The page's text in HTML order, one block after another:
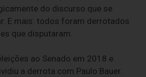
do discurso que se
E mais: todos foram derrotados
que disputaram.
ao Senado em 2018 e
a derrota com Paulo Bauer.